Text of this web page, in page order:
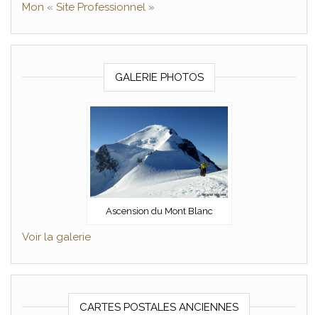
Mon « Site Professionnel »
GALERIE PHOTOS
Ascension du Mont Blanc
Voir la galerie
CARTES POSTALES ANCIENNES